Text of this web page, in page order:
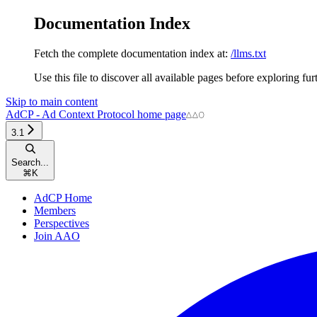
Documentation Index
Fetch the complete documentation index at: /llms.txt
Use this file to discover all available pages before exploring
Skip to main content
AdCP - Ad Context Protocol home page
3.1
Search...
⌘ K
AdCP Home
Members
Perspectives
Join AAO